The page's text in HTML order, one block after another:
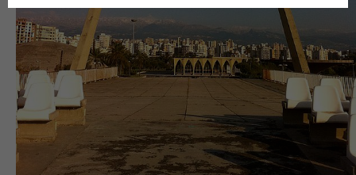
Datenschutzerklärungoder dem